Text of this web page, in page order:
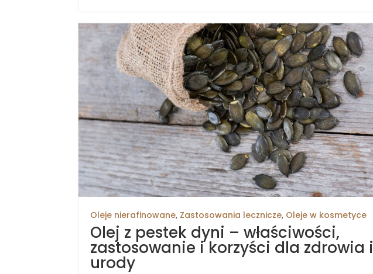
Oleje nierafinowane, Zastosowania lecznicze, Oleje w kosmetyce
Olej z pestek dyni – właściwości,
zastosowanie i korzyści dla zdrowia i
urody